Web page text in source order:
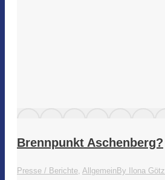
Brennpunkt Aschenberg?
Presse / Berichte, AllgemeinBy Ilona Götz